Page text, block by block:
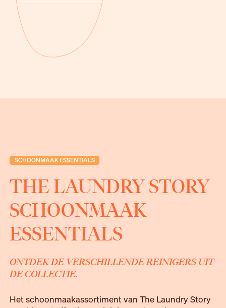
SCHOONMAAK ESSENTIALS
THE LAUNDRY STORY
SCHOONMAAK
ESSENTIALS
ONTDEK DE VERSCHILLENDE REINIGERS UIT
DE COLLECTIE.
Het schoonmaakassortiment van The Laundry Story